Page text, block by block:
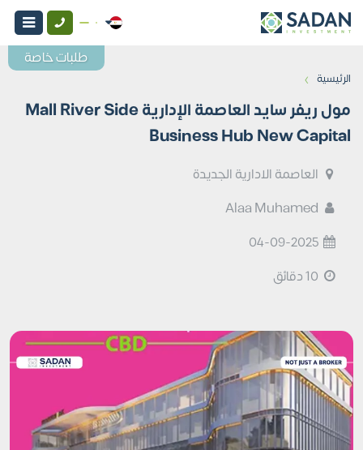
الرئيسية ›
مول ريفر سايد العاصمة الإدارية Mall River Side
Business Hub New Capital
العاصمة الادارية الجديدة
04-09-2025
طلبات خاصة